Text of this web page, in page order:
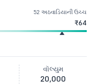
52 અઠવાડિયાની ઉચ્ચ
₹64
વૉલ્યુમ
20,000